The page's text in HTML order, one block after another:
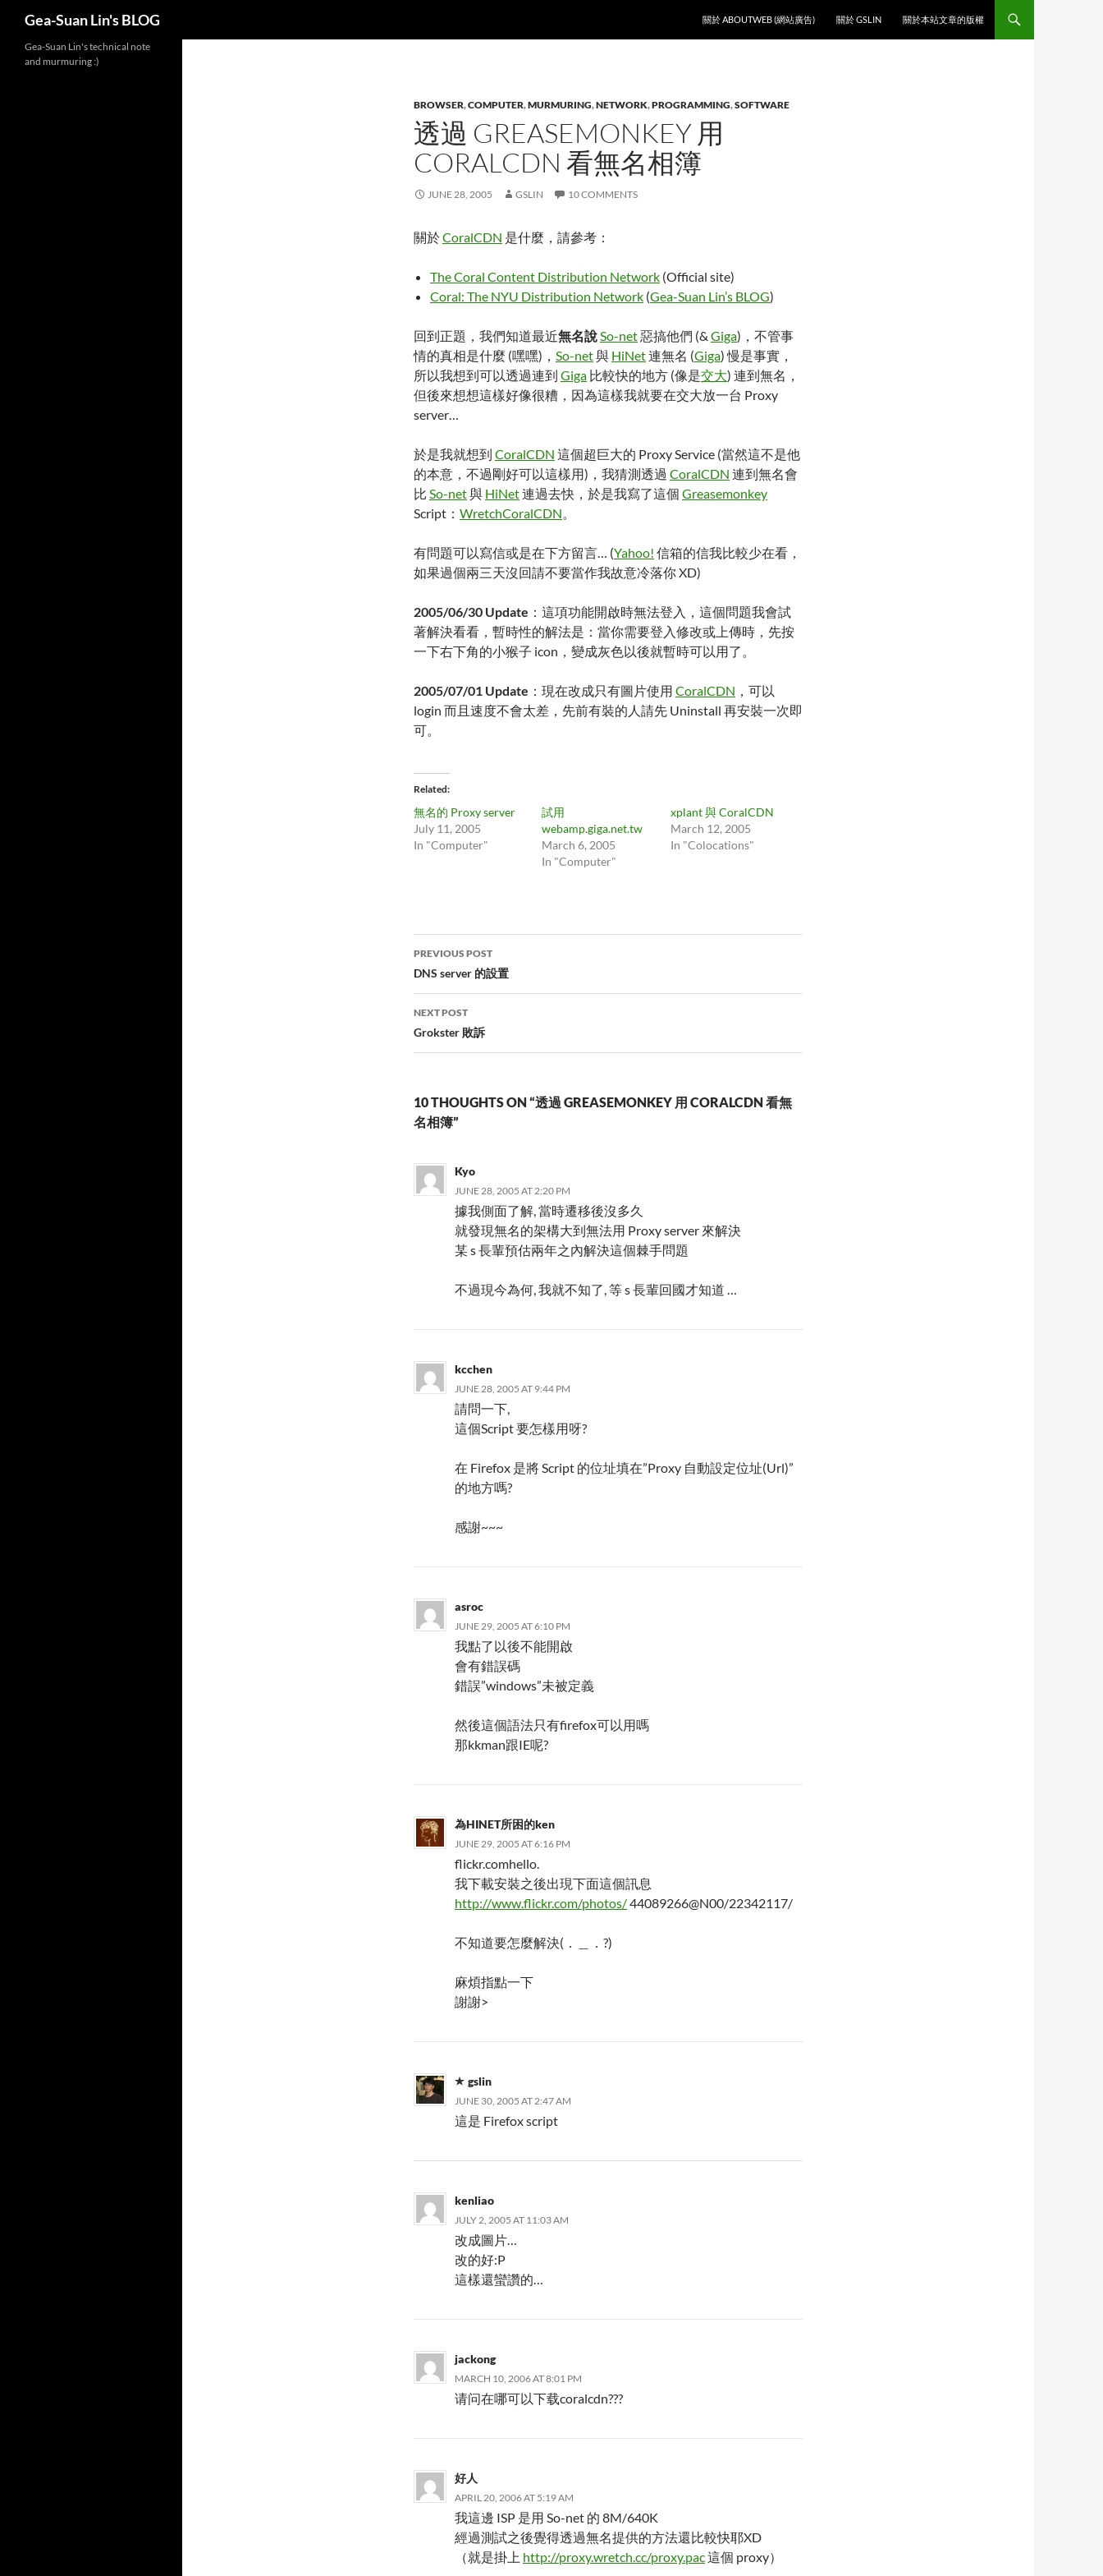
Gea-Suan Lin's BLOG
關於 ABOUTWEB (網站廣告)
關於 GSLIN 關於本站文章的版權
BROWSER,COMPUTER,MURMURING,NETWORK,PROGRAMMING,SOFTWARE
透過 GREASEMONKEY 用
CORALCDN 看無名相簿
JUNE 28, 2005 GSLIN 10 COMMENTS
關於CoralCDN 是什麼，請參考：
The Coral Content Distribution Network (Official site)
Coral: The NYU Distribution Network (Gea-Suan Lin’s BLOG)
回到正題，我們知道最近無名說So-net惡搞他們 (& Giga)，不管事
情的真相是什麼 (嘿嘿)， So-net與 HiNet連無名 (Giga) 慢是事實，
所以我想到可以透過連到 Giga 比較快的地方 (像是交大) 連到無名，
但後來想想這樣好像很糟，因為這樣我就要在交大放一台 Proxy
server…
於是我就想到 CoralCDN 這個超巨大的 Proxy Service (當然這不是他
的本意，不過剛好可以這樣用)，我猜測透過 CoralCDN 連到無名會
比 So-net與 HiNet連過去快，於是我寫了這個 Greasemonkey
Script： WretchCoralCDN。
有問題可以寫信或是在下方留言… (Yahoo! 信箱的信我比較少在看，
如果過個兩三天沒回請不要當作我故意冷落你 XD)
2005/06/30 Update ：這項功能開啟時無法登入，這個問題我會試
著解決看看，暫時性的解法是：當你需要登入修改或上傳時，先按
一下右下角的小猴子 icon，變成灰色以後就暫時可以用了。
2005/07/01 Update ：現在改成只有圖片使用 CoralCDN ，可以
login 而且速度不會太差，先前有裝的人請先 Uninstall 再安裝一次即
可。
Related
無名的 Proxy server
July 11, 2005
In "Computer"
試用
webamp.giga.net.tw
March 6, 2005
In "Computer"
xplant 與 CoralCDN
March 12, 2005
In "Colocations"
Post
navigation
PREVIOUS POST
DNS server 的設置
NEXT POST
Grokster 敗訴
10 THOUGHTS ON “透過 GREASEMONKEY 用 CORALCDN 看無
名相簿”
Kyo
JUNE 28, 2005 AT 2:20 PM
據我側面了解, 當時遷移後沒多久
就發現無名的架構大到無法用 Proxy server 來解決
某 s 長輩預估兩年之內解決這個棘手問題
不過現今為何, 我就不知了, 等 s 長輩回國才知道 …
kcchen
JUNE 28, 2005 AT 9:44 PM
請問一下,
這個Script 要怎樣用呀?
在 Firefox 是將 Script 的位址填在”Proxy 自動設定位址(Url)”
的地方嗎?
感謝~~~
asroc
JUNE 29, 2005 AT 6:10 PM
我點了以後不能開啟
會有錯誤碼
錯誤”windows”未被定義
然後這個語法只有firefox可以用嗎
那kkman跟IE呢?
為HINET所困的ken
JUNE 29, 2005 AT 6:16 PM
flickr.comhello.
我下載安裝之後出現下面這個訊息
http://www.flickr.com/photos/44089266@N00/22342117/
不知道要怎麼解決(．＿．?)
麻煩指點一下
謝謝>
gslin
JUNE 30, 2005 AT 2:47 AM
這是 Firefox script
kenliao
JULY 2, 2005 AT 11:03 AM
改成圖片…
改的好:P
這樣還蠻讚的…
jackong
MARCH 10, 2006 AT 8:01 PM
请问在哪可以下载coralcdn???
好人
APRIL 20, 2006 AT 5:19 AM
我這邊 ISP 是用 So-net 的 8M/640K
經過測試之後覺得透過無名提供的方法還比較快耶XD
（就是掛上 http://proxy.wretch.cc/proxy.pac這個 proxy）
Gea-Suan Lin's technical note
and murmuring :)